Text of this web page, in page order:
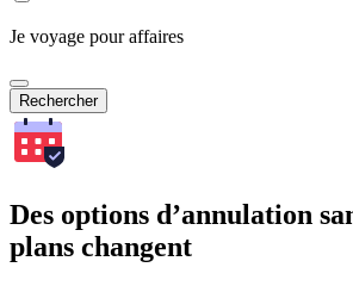
Je voyage pour affaires
Rechercher
Des options d’annulation
plans changent